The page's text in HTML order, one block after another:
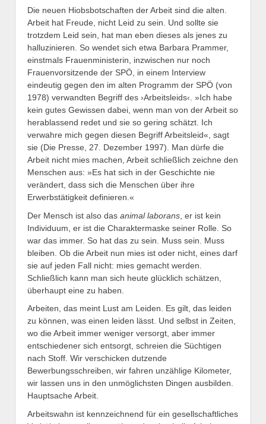
Die neuen Hiobsbotschaften der Arbeit sind die alten.
Arbeit hat Freude, nicht Leid zu sein. Und sollte sie
trotzdem Leid sein, hat man eben dieses als jenes zu
halluzinieren. So wendet sich etwa Barbara Prammer,
einstmals Frauenministerin, inzwischen nur noch
Frauenvorsitzende der SPÖ, in einem Interview
eindeutig gegen den im alten Programm der SPÖ (von
1978) verwandten Begriff des ›Arbeitsleids‹. »Ich habe
kein gutes Gewissen dabei, wenn man von der Arbeit so
herablassend redet und sie so gering schätzt. Ich
verwahre mich gegen diesen Begriff Arbeitsleid«, sagt
sie (Die Presse, 27. Dezember 1997). Man dürfe die
Arbeit nicht mies machen, Arbeit schließlich zeichne den
Menschen aus: »Es hat sich in der Geschichte nie
verändert, dass sich die Menschen über ihre
Erwerbstätigkeit definieren.«
Der Mensch ist also das animal laborans , er ist kein
Individuum, er ist die Charaktermaske seiner Rolle. So
war das immer. So hat das zu sein. Muss sein. Muss
bleiben. Ob die Arbeit nun mies ist oder nicht, eines darf
sie auf jeden Fall nicht: mies gemacht werden.
Schließlich kann man sich heute glücklich schätzen,
überhaupt eine zu haben.
Arbeiten, das meint Lust am Leiden. Es gilt, das leiden
zu können, was einen leiden lässt. Und selbst in Zeiten,
wo die Arbeit immer weniger versorgt, aber immer
entschiedener sich entsorgt, schreien die Süchtigen
nach Stoff. Wir verschicken dutzende
Bewerbungsschreiben, wir fahren unzählige Kilometer,
wir lassen uns in den unmöglichsten Dingen ausbilden.
Hauptsache Arbeit.
Arbeitswahn ist kennzeichnend für ein gesellschaftliches